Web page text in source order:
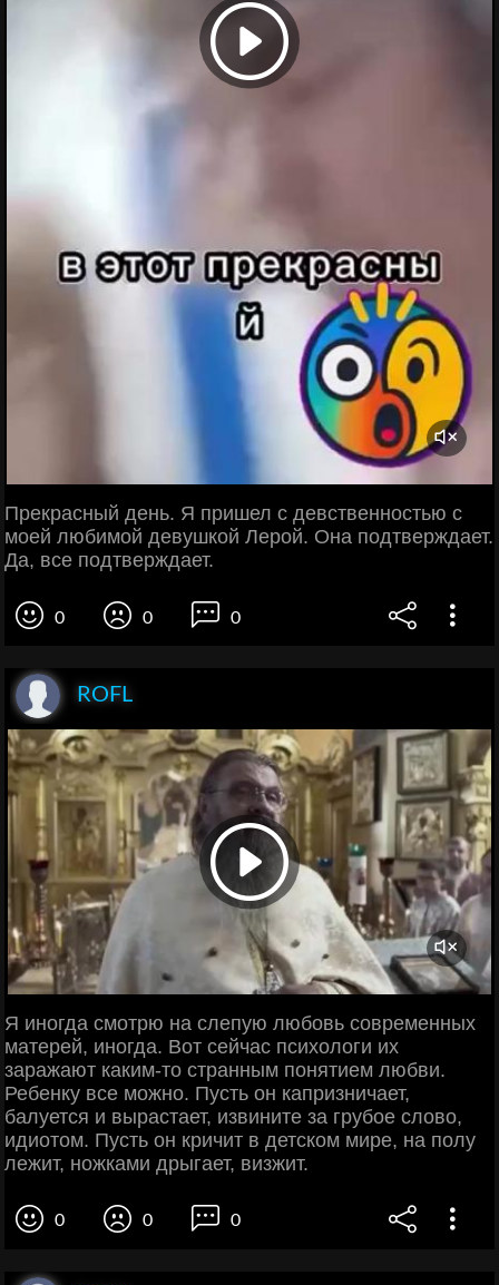
Прекрасный день. Я пришел с девственностью с
моей любимой девушкой Лерой. Она подтверждает.
Да, все подтверждает.
0 0 0
ROFL
Я иногда смотрю на слепую любовь современных
матерей, иногда. Вот сейчас психологи их
заражают каким-то странным понятием любви.
Ребенку все можно. Пусть он капризничает,
балуется и вырастает, извините за грубое слово,
идиотом. Пусть он кричит в детском мире, на полу
лежит, ножками дрыгает, визжит.
0 0 0